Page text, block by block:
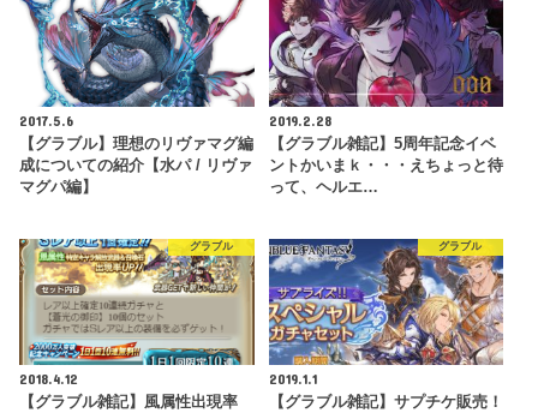
2017.5.6
【グラブル】理想のリヴァマグ編
成についての紹介【水パ / リヴァ
マグパ編】
2019.2.28
【グラブル雑記】5周年記念イベ
ントかいまｋ・・・えちょっと待
って、ヘルエ…
グラブル
2018.4.12
【グラブル雑記】風属性出現率
グラブル
2019.1.1
【グラブル雑記】サプチケ販売！